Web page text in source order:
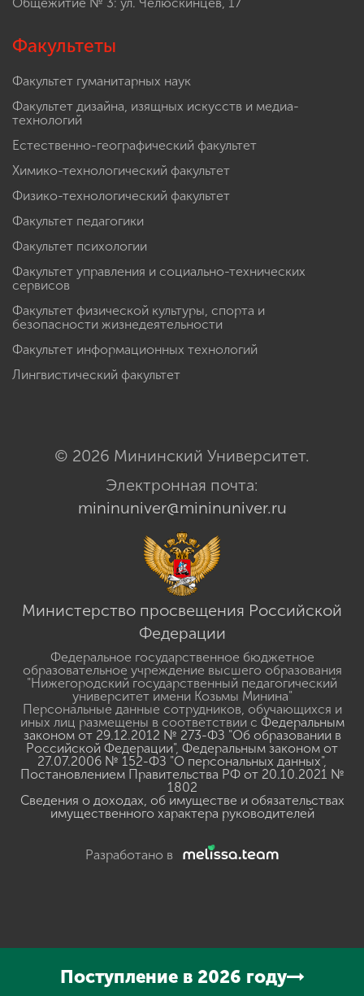
Факультеты
Факультет гуманитарных наук
Факультет дизайна, изящных искусств и медиа-
технологий
Естественно-географический факультет
Химико-технологический факультет
Физико-технологический факультет
Факультет педагогики
Факультет психологии
Факультет управления и социально-технических
сервисов
Факультет физической культуры, спорта и
безопасности жизнедеятельности
Факультет информационных технологий
Лингвистический факультет
© 2026 Мининский Университет.
Электронная почта:
mininuniver@mininuniver.ru
Министерство просвещения Российской
Федерации
Федеральное государственное бюджетное
образовательное учреждение высшего образования
"Нижегородский государственный педагогический
университет имени Козьмы Минина"
Персональные данные сотрудников, обучающихся и
иных лиц размещены в соответствии с Федеральным
законом от 29.12.2012 № 273-ФЗ "Об образовании в
Российской Федерации", Федеральным законом от
27.07.2006 № 152-ФЗ "О персональных данных",
Постановлением Правительства РФ от 20.10.2021 №
1802
Сведения о доходах, об имуществе и обязательствах
имущественного характера руководителей
Разработано в
Поступление в 2026 году
Нажмите, чтобы прослушать выделенный текст
Powered
GSpeech